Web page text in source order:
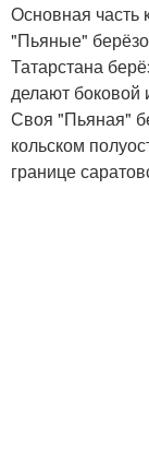
Основная часть
"Пьяные"
Татарстана
делают боковой
Своя "Пьяная"
кольском
границе